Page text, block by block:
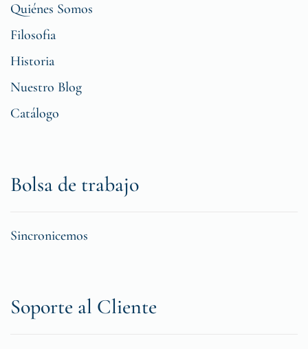
Quiénes Somos
Filosofia
Historia
Nuestro Blog
Catálogo
Bolsa de trabajo
Sincronicemos
Soporte al Cliente